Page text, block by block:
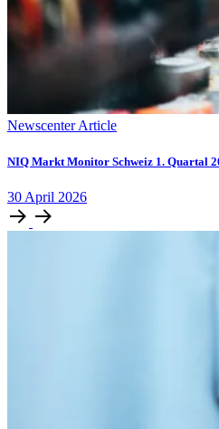
Newscenter Article
NIQ Markt Monitor Schweiz 1. Quartal
30 April 2026